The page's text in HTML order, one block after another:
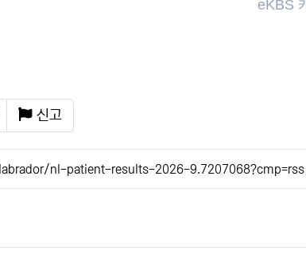
eKBS
공유
신고
nl-patient-results-2026-9.7207068?cmp=rss